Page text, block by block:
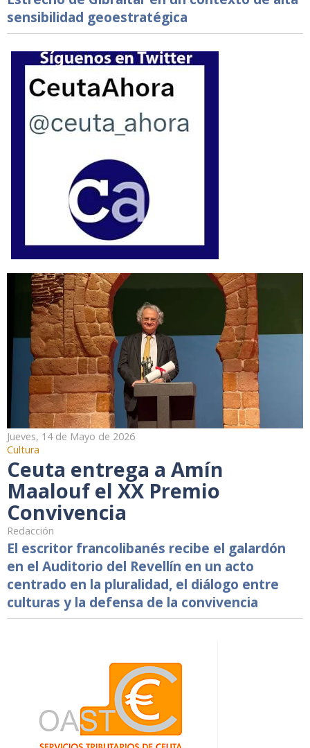
sensibilidad geoestratégica
Jueves, 14 de Mayo de 2026
Cultura
Ceuta entrega a Amín
Maalouf el XX Premio
Convivencia
Redacción
El escritor francolibanés recibe el galardón
en el Auditorio del Revellín en un acto
centrado en la pluralidad, el diálogo entre
culturas y la defensa de la convivencia